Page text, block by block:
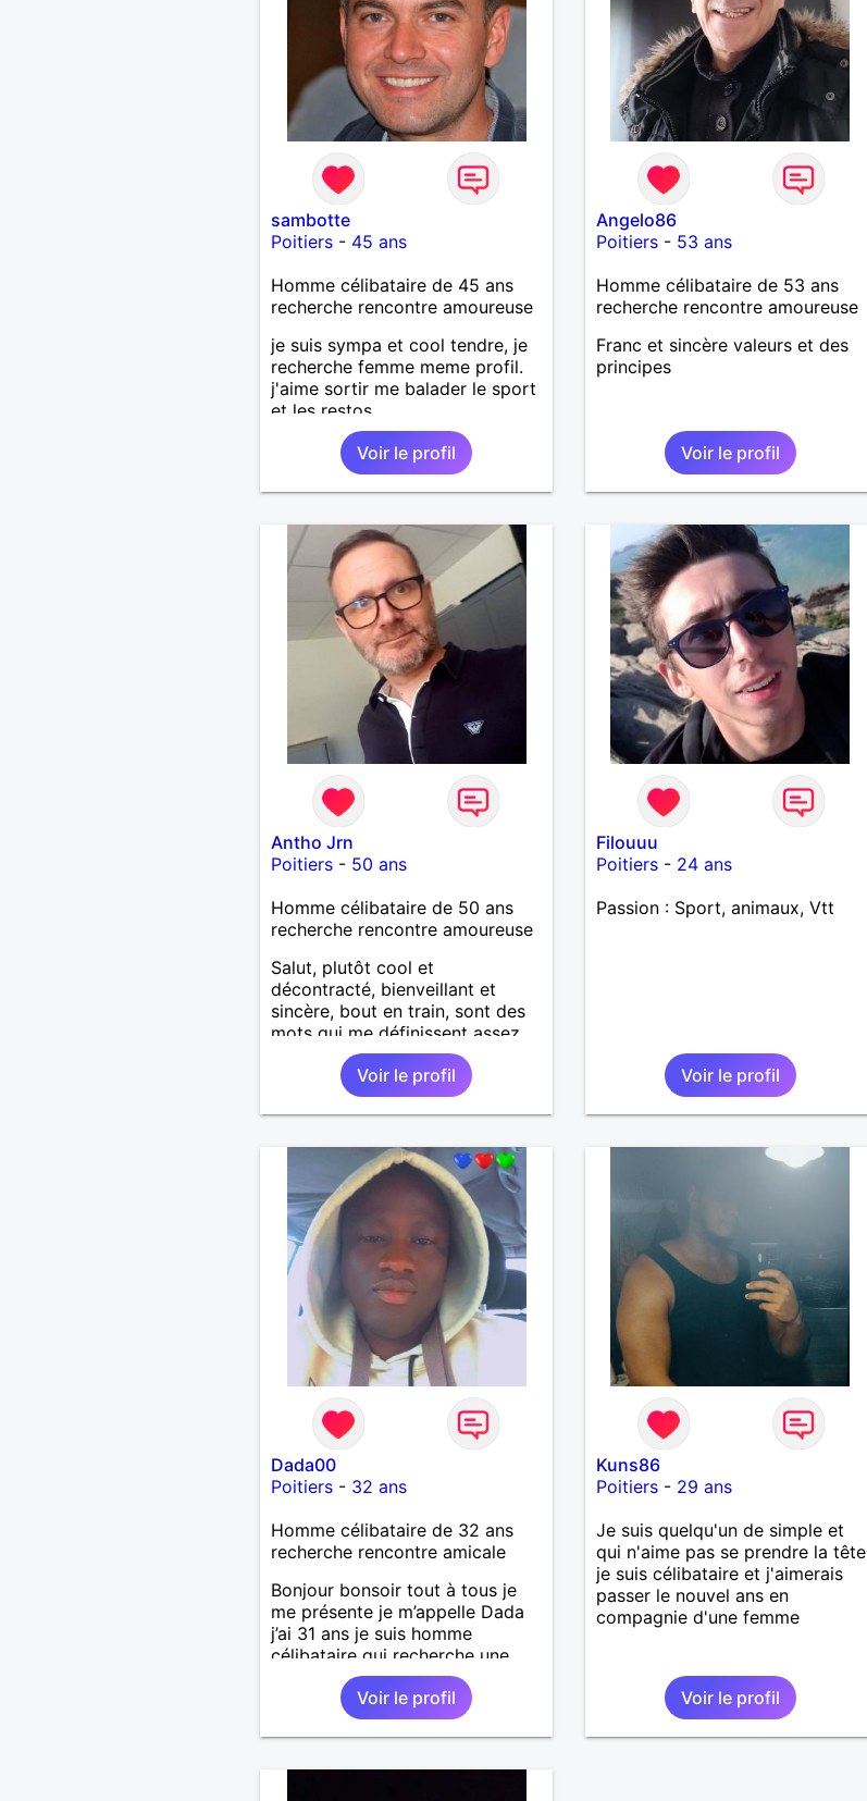
sambotte
Poitiers- 45 ans
Homme célibataire de 45 ans
recherche rencontre amoureuse
je suis sympa et cool tendre, je
recherche femme meme profil.
j'aime sortir me balader le sport
et les restos.
Voir le profil
Angelo86
Poitiers- 53 ans
Homme célibataire de 53 ans
recherche rencontre amoureuse
Franc et sincère valeurs et des
principes
Voir le profil
Antho Jrn
Poitiers- 50 ans
Homme célibataire de 50 ans
recherche rencontre amoureuse
Salut, plutôt cool et
décontracté, bienveillant et
sincère, bout en train, sont des
mots qui me définissent assez
bien. Bien dans ma vie, j'aime
profiter des choses simples,
découvrir de nouveaux horizons,
discuter de tout les sujets.
je cherche une relation sérieuse.
Si tu es partante pour échanger,
voyons où ça peut nous mener !
Voir le profil
Filouuu
Poitiers- 24 ans
Passion : Sport, animaux, Vtt
Voir le profil
Dada00
Poitiers- 32 ans
Homme célibataire de 32 ans
recherche rencontre amicale
Bonjour bonsoir tout à tous je
me présente je m’appelle Dada
j’ai 31 ans je suis homme
célibataire qui recherche une
relation stable au amical je vie
au Poitiers département de la
vienne 🥰😍
Voir le profil
Kuns86
Poitiers- 29 ans
Je suis quelqu'un de simple et
qui n'aime pas se prendre la tête
je suis célibataire et j'aimerais
passer le nouvel ans en
compagnie d'une femme
Voir le profil